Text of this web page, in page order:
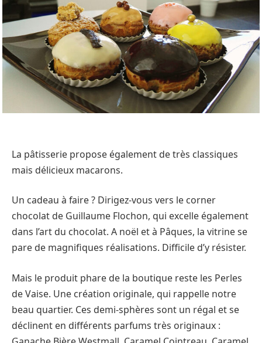
La pâtisserie propose également de très classiques
mais délicieux macarons.
Un cadeau à faire ? Dirigez-vous vers le corner
chocolat de Guillaume Flochon, qui excelle également
dans l’art du chocolat. A noël et à Pâques, la vitrine se
pare de magnifiques réalisations. Difficile d’y résister.
Mais le produit phare de la boutique reste les Perles
de Vaise. Une création originale, qui rappelle notre
beau quartier. Ces demi-sphères sont un régal et se
déclinent en différents parfums très originaux :